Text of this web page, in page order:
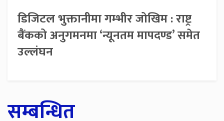
डिजिटल भुक्तानीमा गम्भीर जोखिम : राष्ट्र
बैंकको अनुगमनमा ‘न्यूनतम मापदण्ड’ समेत
उल्लंघन
सम्बन्धित